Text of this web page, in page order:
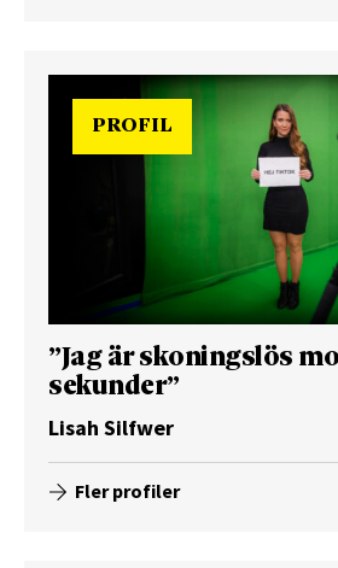
PROFIL
”Jag är skoningslös
sekunder”
Lisah Silfwer
Fler profiler